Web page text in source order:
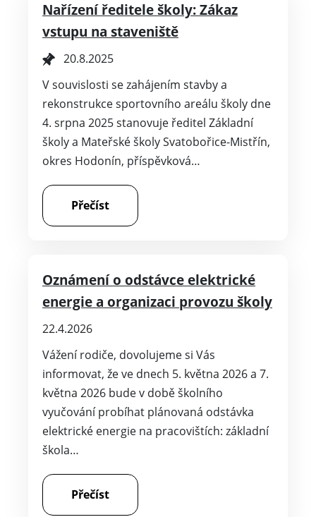
Nařízení ředitele školy: Zákaz
vstupu na staveniště
20.8.2025
V souvislosti se zahájením stavby a
rekonstrukce sportovního areálu školy dne
4. srpna 2025 stanovuje ředitel Základní
školy a Mateřské školy Svatobořice-Mistřín,
okres Hodonín, příspěvková…
Přečíst
Oznámení o odstávce elektrické
energie a organizaci provozu školy
22.4.2026
Vážení rodiče, dovolujeme si Vás
informovat, že ve dnech 5. května 2026 a 7.
května 2026 bude v době školního
vyučování probíhat plánovaná odstávka
elektrické energie na pracovištích: základní
škola…
Přečíst